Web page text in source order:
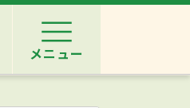
メニュー